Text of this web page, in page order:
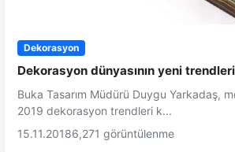
Dekorasyon
Dekorasyon dünyasının yeni
Buka Tasarım Müdürü Duygu Yarkadaş,
2019 dekorasyon trendleri k...
15.11.20186,271 görüntülenme